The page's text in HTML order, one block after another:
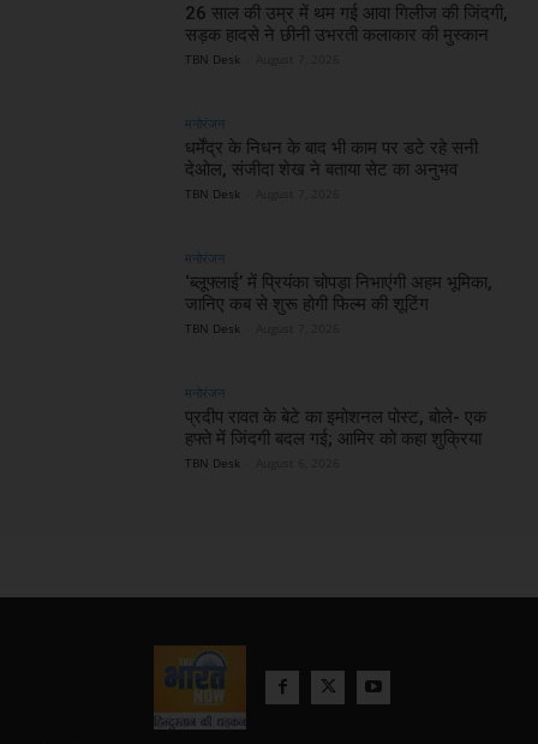
26 साल की उम्र में थम गई आवा गिलीज की जिंदगी,
सड़क हादसे ने छीनी उभरती कलाकार की मुस्कान
TBN Desk
मनोरंजन
धर्मेंद्र के निधन के बाद भी काम पर डटे रहे सनी
देओल, संजीदा शेख ने बताया सेट का अनुभव
TBN Desk
मनोरंजन
‘ब्लूफ्लाई’ में प्रियंका चोपड़ा निभाएंगी अहम भूमिका,
जानिए कब से शुरू होगी फिल्म की शूटिंग
TBN Desk
मनोरंजन
प्रदीप रावत के बेटे का इमोशनल पोस्ट, बोले- एक
हफ्ते में जिंदगी बदल गई; आमिर को कहा शुक्रिया
TBN Desk